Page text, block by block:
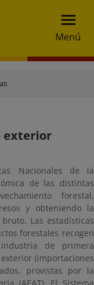
Menú
exterior
Nacionales de la
de las distintas
forestal,
y obteniendo la
Las estadísticas
forestales recogen
de primera
(importaciones
provistas por la